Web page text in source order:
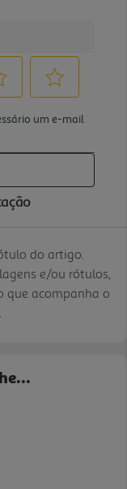
do artigo.
e/ou rótulos,
que acompanha o